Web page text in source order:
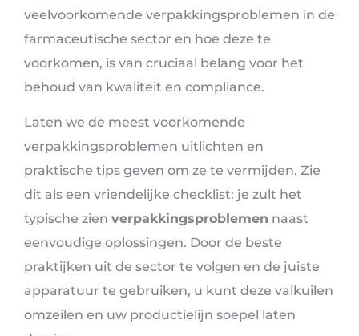
veelvoorkomende verpakkingsproblemen in de
farmaceutische sector en hoe deze te
voorkomen, is van cruciaal belang voor het
behoud van kwaliteit en compliance.
Laten we de meest voorkomende
verpakkingsproblemen uitlichten en
praktische tips geven om ze te vermijden. Zie
dit als een vriendelijke checklist: je zult het
typische zien verpakkingsproblemen naast
eenvoudige oplossingen. Door de beste
praktijken uit de sector te volgen en de juiste
apparatuur te gebruiken, u kunt deze valkuilen
omzeilen en uw productielijn soepel laten